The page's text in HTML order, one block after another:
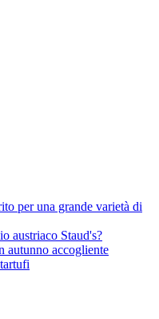
per una grande varietà di
austriaco Staud's?
autunno accogliente